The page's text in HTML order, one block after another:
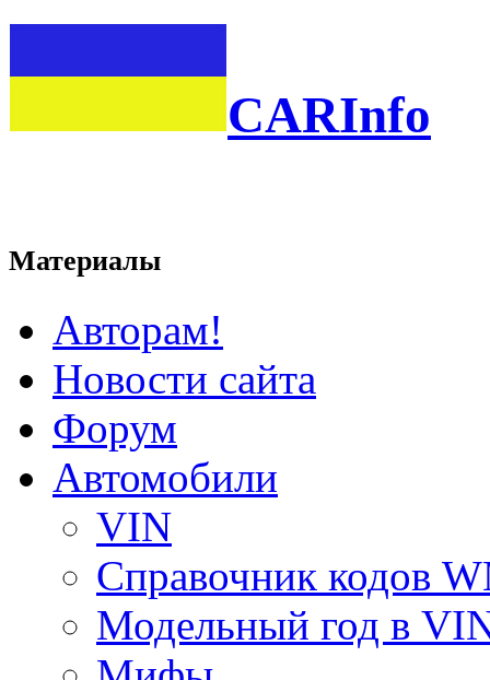
CARInfo
Материалы
Авторам!
Новости сайта
Форум
Автомобили
VIN
Справочник кодов
Модельный год в